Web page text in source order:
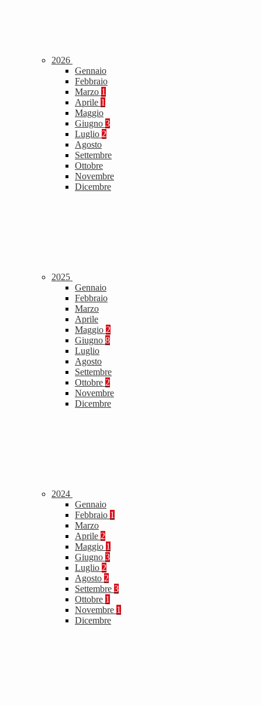
2026
Gennaio
Febbraio
Marzo 1
Aprile 1
Maggio
Giugno 3
Luglio 2
Agosto
Settembre
Ottobre
Novembre
Dicembre
2025
Gennaio
Febbraio
Marzo
Aprile
Maggio 2
Giugno 8
Luglio
Agosto
Settembre
Ottobre 2
Novembre
Dicembre
2024
Gennaio
Febbraio 1
Marzo
Aprile 2
Maggio 1
Giugno 3
Luglio 2
Agosto 2
Settembre 3
Ottobre 1
Novembre 1
Dicembre